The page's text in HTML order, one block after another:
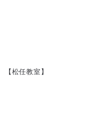
【松任教室】